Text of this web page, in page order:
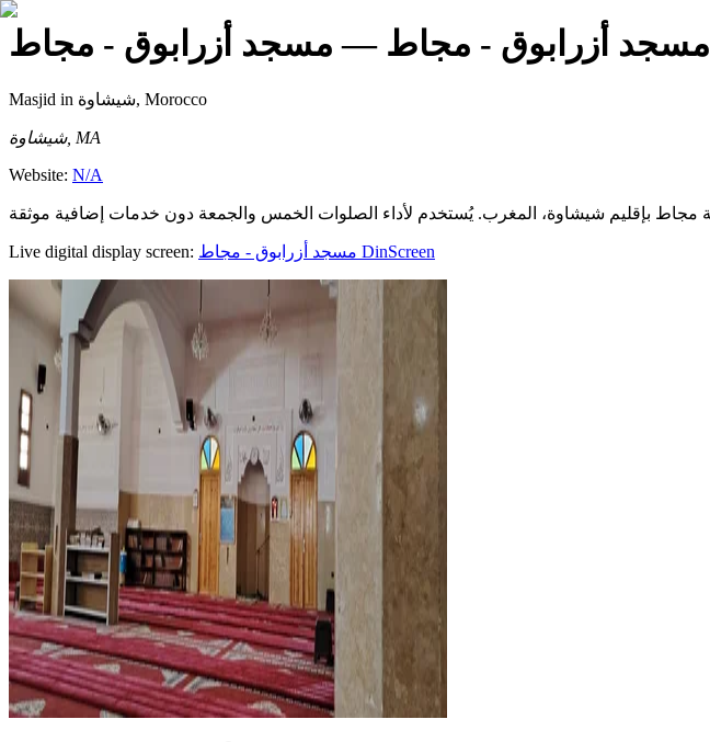
مسجد أزرابوق - مجاط — مسجد أزرابوق - مجاط
Masjid in شيشاوة, Morocco
شيشاوة, MA
Website: N/A
Live digital display screen: مسجد أزرابوق - مجاط DinScreen